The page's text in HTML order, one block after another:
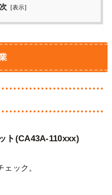
[表示]
ト(CA43A-110xxx)
ック。